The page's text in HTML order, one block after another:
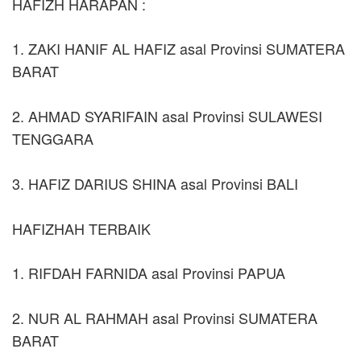
1. ZAKI HANIF AL HAFIZ asal Provinsi SUMATERA
BARAT
2. AHMAD SYARIFAIN asal Provinsi SULAWESI
TENGGARA
3. HAFIZ DARIUS SHINA asal Provinsi BALI
HAFIZHAH TERBAIK
1. RIFDAH FARNIDA asal Provinsi PAPUA
2. NUR AL RAHMAH asal Provinsi SUMATERA
BARAT